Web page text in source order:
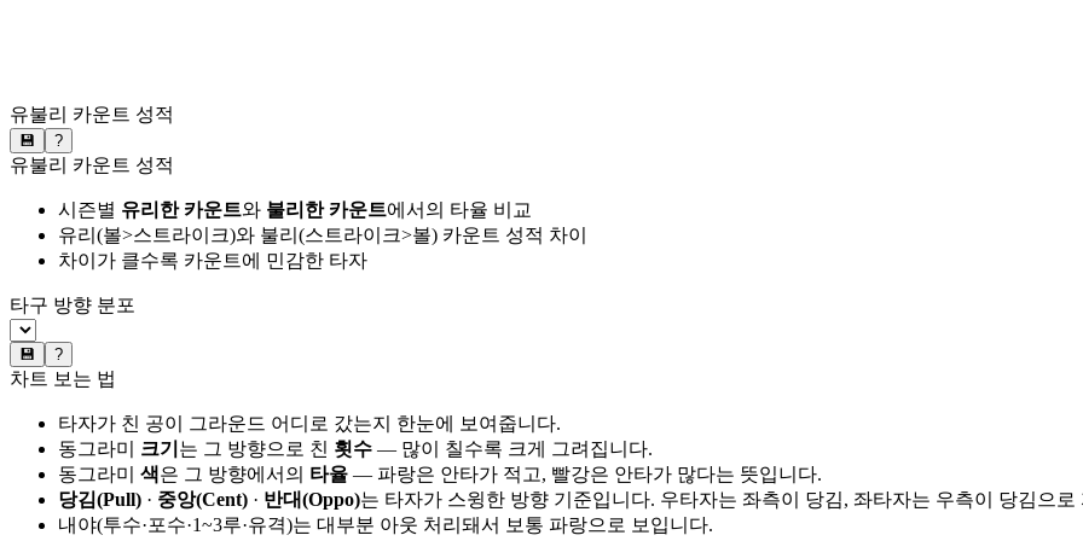
유불리 카운트 성적
💾 ?
유불리 카운트 성적
시즌별 유리한 카운트와 불리한 카운트에서의 타율 비교
유리(볼>스트라이크)와 불리(스트라이크>볼) 카운트 성적 차이
차이가 클수록 카운트에 민감한 타자
타구 방향 분포
💾 ?
차트 보는 법
타자가 친 공이 그라운드 어디로 갔는지 한눈에 보여줍니다.
동그라미 크기 는 그 방향으로 친 횟수 — 많이 칠수록 크게 그려집니다.
동그라미 색은 그 방향에서의 타율 — 파랑은 안타가 적고, 빨강은 안타가 많다는 뜻입니다.
당김(Pull) · 중앙(Cent) · 반대(Oppo)는 타자가 스윙한 방향 기준입니다. 우타자는 좌측이 당김, 좌타자는 우측이 당김으로
내야(투수·포수·1~3루·유격)는 대부분 아웃 처리돼서 보통 파랑으로 보입니다.